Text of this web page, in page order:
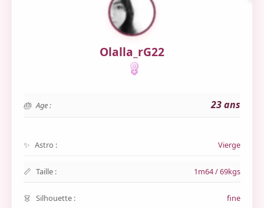
Olalla_rG22
Age : 23 ans
Astro : Vierge
Taille : 1m64 / 69kgs
Silhouette : fine